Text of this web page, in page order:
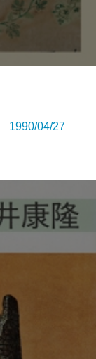
04/27